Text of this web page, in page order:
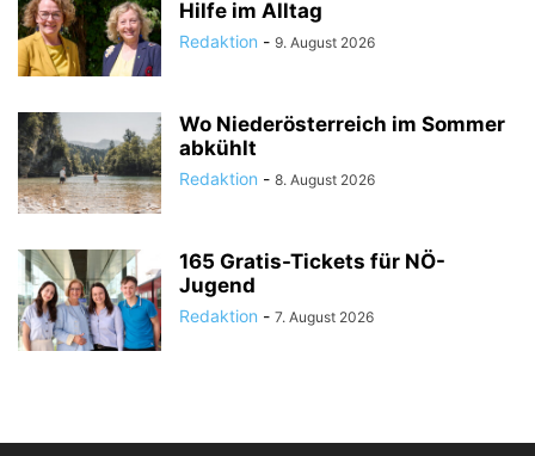
Hilfe im Alltag
Redaktion - 9. August 2026
Wo Niederösterreich im Sommer
abkühlt
Redaktion - 8. August 2026
165 Gratis-Tickets für NÖ-
Jugend
Redaktion - 7. August 2026